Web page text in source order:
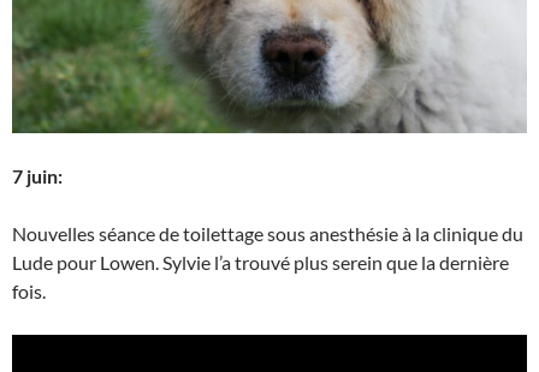
7 juin:
Nouvelles séance de toilettage sous anesthésie à la clinique du
Lude pour Lowen. Sylvie l’a trouvé plus serein que la dernière
fois.